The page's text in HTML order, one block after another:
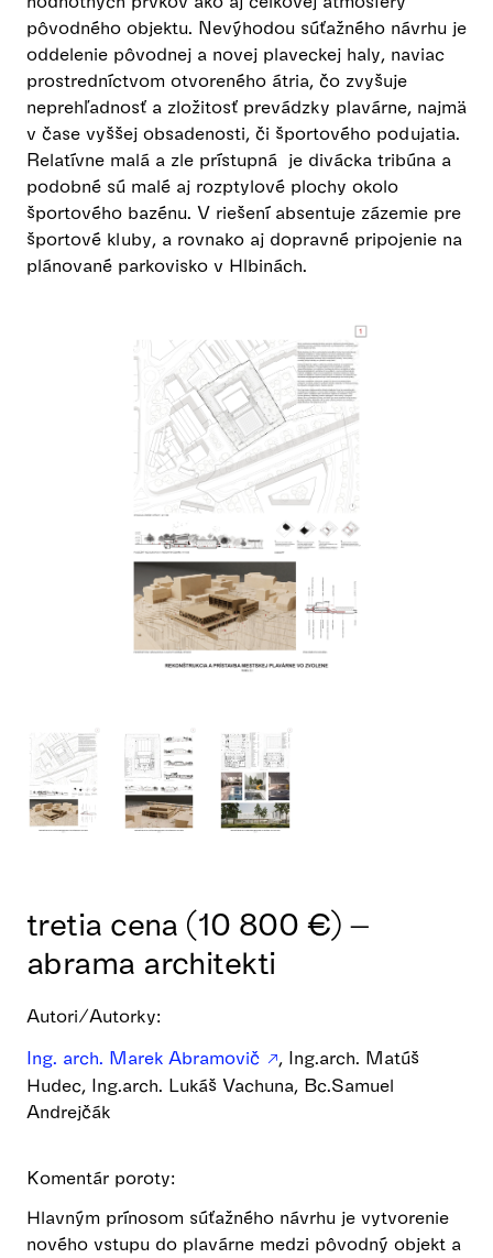
pôvodného objektu. Nevýhodou súťažného návrhu je
oddelenie pôvodnej a novej plaveckej haly, naviac
prostredníctvom otvoreného átria, čo zvyšuje
neprehľadnosť a zložitosť prevádzky plavárne, najmä
v čase vyššej obsadenosti, či športového podujatia.
Relatívne malá a zle prístupná je divácka tribúna a
podobné sú malé aj rozptylové plochy okolo
športového bazénu. V riešení absentuje zázemie pre
športové kluby, a rovnako aj dopravné pripojenie na
plánované parkovisko v Hlbinách.
tretia cena (10 800 €) –
abrama architekti
Autori/Autorky:
Ing. arch. Marek Abramovič
, Ing.arch. Matúš
Hudec, Ing.arch. Lukáš Vachuna, Bc.Samuel
Andrejčák
Komentár poroty:
Hlavným prínosom súťažného návrhu je vytvorenie
nového vstupu do plavárne medzi pôvodný objekt a